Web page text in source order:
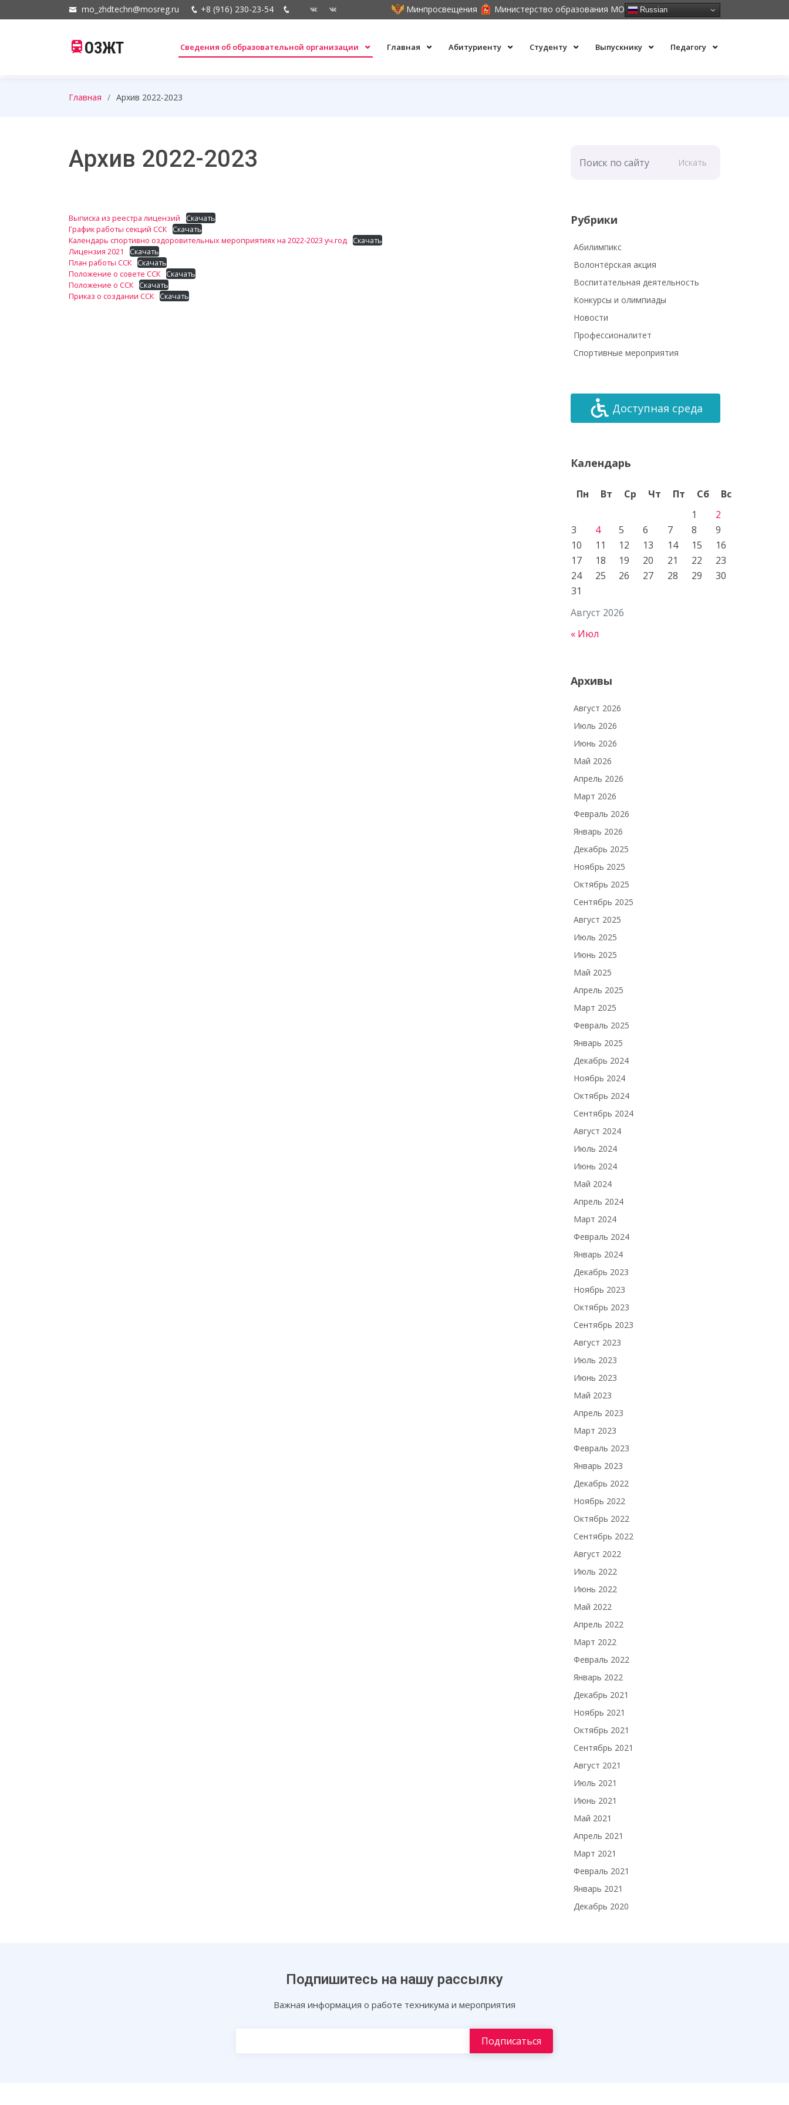
mo_zhdtechn@mosreg.ru +8 (916) 230-23-54 Минпросвещения Министерство образования МО Russian
ОЗЖТ Сведения об образовательной организации Главная Абитуриенту Студенту Выпускнику Педагогу
Главная Архив 2022-2023
Архив 2022-2023
Выписка из реестра лицензий
Скачать
График работы секций ССК Скачать
Календарь спортивно оздоровительных мероприятиях на 2022-2023 уч.год Скачать
Лицензия 2021
Скачать
План работы ССК Скачать
Положение о совете ССК Скачать
Положение о ССК Скачать
Приказ о создании ССК Скачать
Искать
Рубрики
Абилимпикс
Волонтёрская акция
Воспитательная деятельность
Конкурсы и олимпиады
Новости
Профессионалитет
Спортивные мероприятия
Доступная среда
Календарь
Август 2026
Пн Вт Ср Чт Пт Сб
Вс
1
2
3
4 5 6 7 8
9
10
11 12 13 14 15
16
17
18 19 20 21 22
23
24
25 26 27 28 29
30
31
« Июл
Архивы
Август 2026
Июль 2026
Июнь 2026
Май 2026
Апрель 2026
Март 2026
Февраль 2026
Январь 2026
Декабрь 2025
Ноябрь 2025
Октябрь 2025
Сентябрь 2025
Август 2025
Июль 2025
Июнь 2025
Май 2025
Апрель 2025
Март 2025
Февраль 2025
Январь 2025
Декабрь 2024
Ноябрь 2024
Октябрь 2024
Сентябрь 2024
Август 2024
Июль 2024
Июнь 2024
Май 2024
Апрель 2024
Март 2024
Февраль 2024
Январь 2024
Декабрь 2023
Ноябрь 2023
Октябрь 2023
Сентябрь 2023
Август 2023
Июль 2023
Июнь 2023
Май 2023
Апрель 2023
Март 2023
Февраль 2023
Январь 2023
Декабрь 2022
Ноябрь 2022
Октябрь 2022
Сентябрь 2022
Август 2022
Июль 2022
Июнь 2022
Май 2022
Апрель 2022
Март 2022
Февраль 2022
Январь 2022
Декабрь 2021
Ноябрь 2021
Октябрь 2021
Сентябрь 2021
Август 2021
Июль 2021
Июнь 2021
Май 2021
Апрель 2021
Март 2021
Февраль 2021
Январь 2021
Декабрь 2020
Подпишитесь на нашу рассылку
Важная информация о работе техникума и мероприятия